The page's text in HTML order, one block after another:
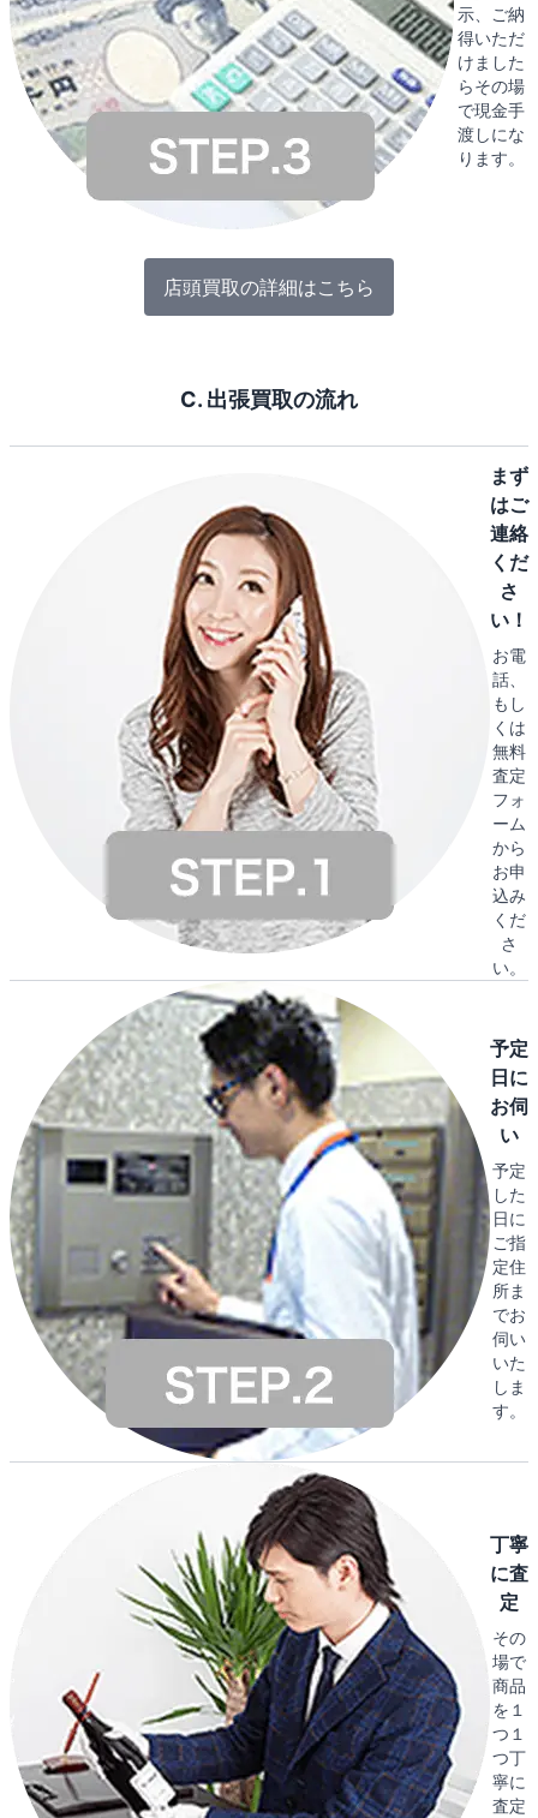
示、ご納
得いただ
けました
らその場
で現金手
渡しにな
ります。
店頭買取の詳細はこちら
C. 出張買取の流れ
まず
はご
連絡
くだ
さ
い！
お電
話、
もし
くは
無料
査定
フォ
ーム
から
お申
込み
くだ
さ
い。
予定
日に
お伺
い
予定
した
日に
ご指
定住
所ま
でお
伺い
いた
しま
す。
丁寧
に査
定
その
場で
商品
を１
つ１
つ丁
寧に
査定